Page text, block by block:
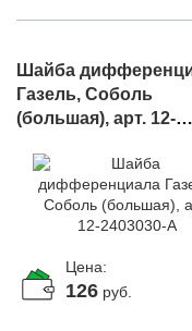
Шайба
Газель, Соболь
(большая), арт. 12-
Цена:
126 руб.